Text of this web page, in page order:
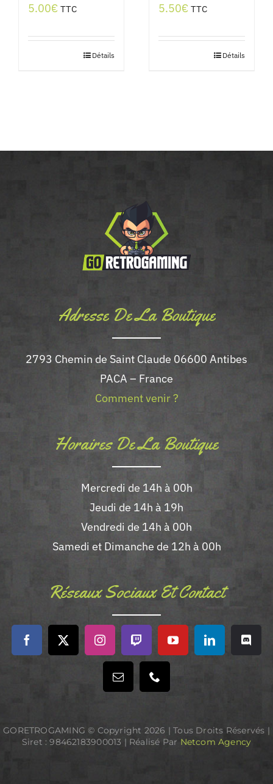
5.00€ TTC
Détails
5.50€ TTC
Détails
Adresse De La Boutique
2793 Chemin de Saint Claude 06600 Antibes
PACA – France
Comment venir ?
Horaires De La Boutique
Mercredi de 14h à 00h
Jeudi de 14h à 19h
Vendredi de 14h à 00h
Samedi et Dimanche de 12h à 00h
Réseaux Sociaux Et Contact
GORETROGAMING © Copyright 2026 | Tous Droits Réservés |
Siret : 98462183900013 | Réalisé Par Netcom Agency